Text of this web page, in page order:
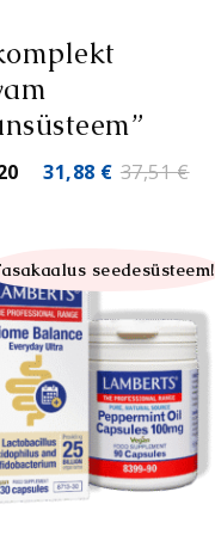
37,51€
Algne
37,51 €.
31,88 €Praegune
seedesüsteem!